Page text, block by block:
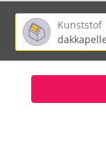
Kunststof